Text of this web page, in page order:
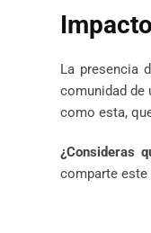
La presencia
comunidad de
como esta,
¿Consideras
comparte